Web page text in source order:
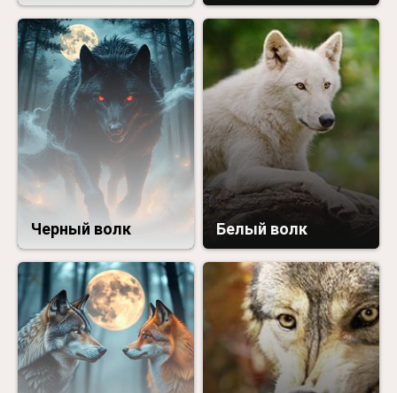
Черный волк Белый волк